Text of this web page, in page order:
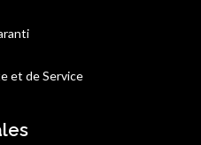
et de Service